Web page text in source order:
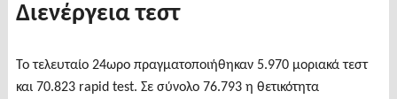
Διενέργεια τεστ
Το τελευταίο 24ωρο πραγματοποιήθηκαν 5.970 μοριακά τεστ
και 70.823 rapid test. Σε σύνολο 76.793 η θετικότητα